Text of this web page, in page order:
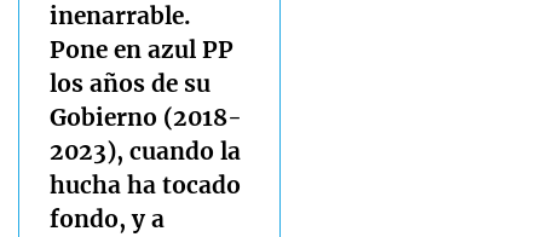
inenarrable.
Pone en azul PP
los años de su
Gobierno (2018-
2023), cuando la
hucha ha tocado
fondo, y a